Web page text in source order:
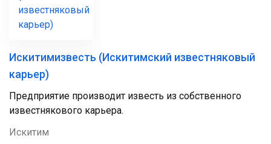
Искитимизвесть (Искитимский известняковый
карьер)
Предприятие производит известь из собственного
известнякового карьера.
Искитим